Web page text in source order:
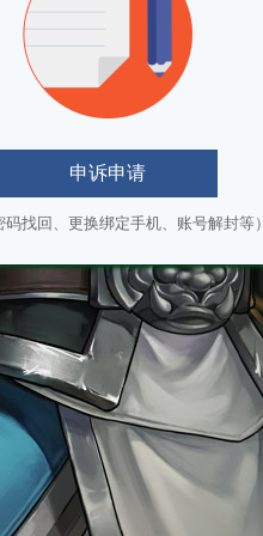
申诉申请
码找回、更换绑定手机、账号解封等）